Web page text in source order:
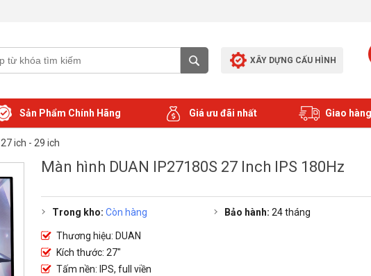
XÂY DỰNG CẤU HÌNH
Sản Phẩm Chính Hãng Giá ưu đãi nhất Giao
27 ich - 29 ich
Màn hình DUAN IP27180S 27 Inch IPS 180Hz
Trong kho: Còn hàng Bảo hành: 24 tháng
Thương hiệu: DUAN
Kích thước: 27"
Tấm nền: IPS, full viền